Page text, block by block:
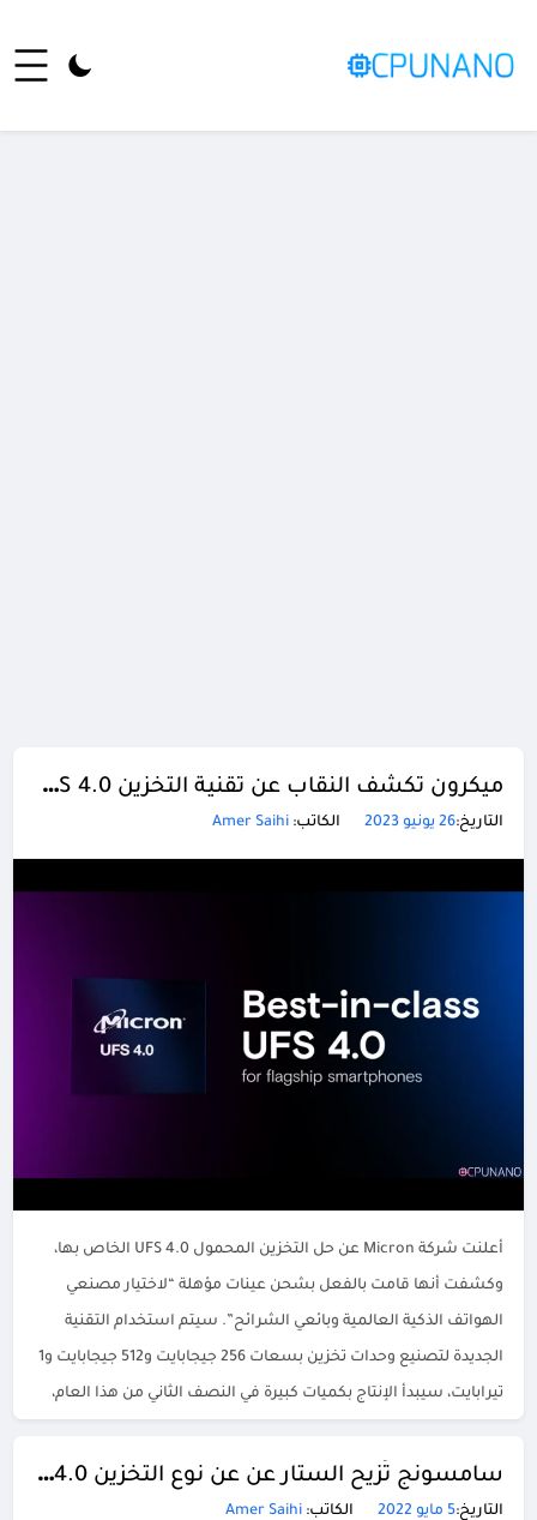
ميكرون تكشف النقاب عن تقنية التخزين UFS 4.0 الأسرع بمرتين من الجيل السابق
التاريخ:26 يونيو 2023 الكاتب: Amer Saihi
أعلنت شركة Micron عن حل التخزين المحمول UFS 4.0 الخاص بها،
وكشفت أنها قامت بالفعل بشحن عينات مؤهلة “لاختيار مصنعي
الهواتف الذكية العالمية وبائعي الشرائح”. سيتم استخدام التقنية
الجديدة لتصنيع وحدات تخزين بسعات 256 جيجابايت و512 جيجابايت و1
تيرابايت، سيبدأ الإنتاج بكميات كبيرة في النصف الثاني من هذا العام،
سامسونج تُزيح الستار عن عن نوع التخزين UFS 4.0 الأسرع والأفضل كفاءة.. تعرّف على مميزاته
التاريخ:5 مايو 2022 الكاتب: Amer Saihi